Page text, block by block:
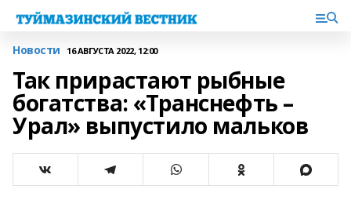
Новости 16 АВГУСТА 2022, 12:00
Так прирастают рыбные
богатства: «Транснефть –
Урал» выпустило мальков